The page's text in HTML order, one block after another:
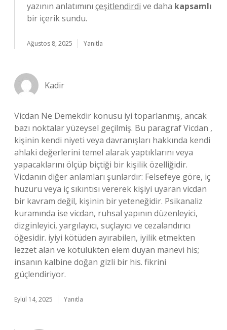
yazının anlatımını çeşitlendirdi ve daha kapsamlı
bir içerik sundu.
Ağustos 8, 2025 Yanıtla
Kadir
Vicdan Ne Demekdir konusu iyi toparlanmış, ancak
bazı noktalar yüzeysel geçilmiş. Bu paragraf Vicdan ,
kişinin kendi niyeti veya davranışları hakkında kendi
ahlaki değerlerini temel alarak yaptıklarını veya
yapacaklarını ölçüp biçtiği bir kişilik özelliğidir.
Vicdanın diğer anlamları şunlardır: Felsefeye göre, iç
huzuru veya iç sıkıntısı vererek kişiyi uyaran vicdan
bir kavram değil, kişinin bir yeteneğidir. Psikanaliz
kuramında ise vicdan, ruhsal yapının düzenleyici,
dizginleyici, yargılayıcı, suçlayıcı ve cezalandırıcı
öğesidir. iyiyi kötüden ayırabilen, iyilik etmekten
lezzet alan ve kötülükten elem duyan manevi his;
insanın kalbine doğan gizli bir his. fikrini
güçlendiriyor.
Eylül 14, 2025 Yanıtla